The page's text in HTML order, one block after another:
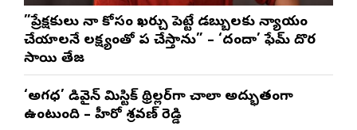
”ప్రేక్షకులు నా కోసం ఖర్చు పెట్టే డబ్బులకు న్యాయం
చేయాలనే లక్ష్యంతో పని చేస్తాను” – ‘దందా’ ఫేమ్ దొర
సాయి తేజ
‘అగధ’ డివైన్ మిస్టిక్ థ్రిల్లర్‌గా చాలా అద్భుతంగా
ఉంటుంది – హీరో శ్రవణ్ రెడ్డి